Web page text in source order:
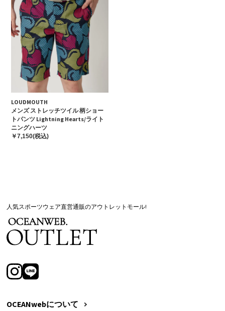
LOUDMOUTH
メンズ ストレッチツイル 柄ショー
トパンツ Lightning Hearts/ライト
ニングハーツ
￥7,150(税込)
人気スポーツウェア直営通販のアウトレットモール!
OCEANwebについて